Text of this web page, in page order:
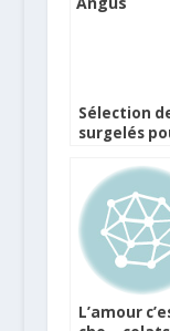
Sélection
surgelés
L’amour